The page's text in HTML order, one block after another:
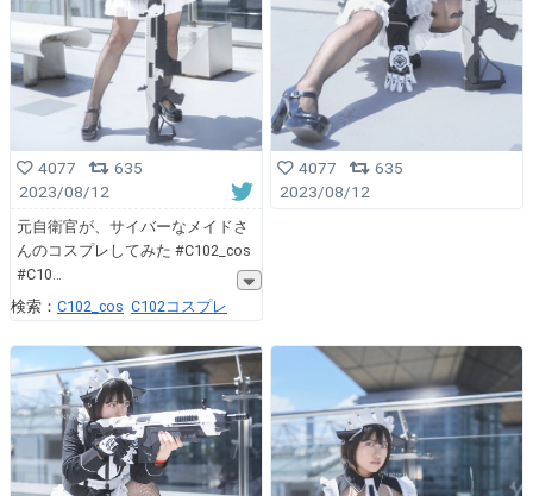
4077
635
2023/08/12
元自衛官が、サイバーなメイドさ
んのコスプレしてみた #C102_cos
#C10
検索： C102_cos C102コスプレ
4077
635
2023/08/12